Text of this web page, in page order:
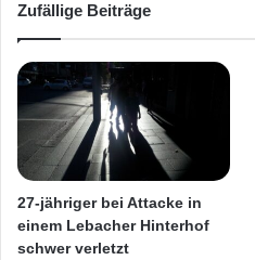
Zufällige Beiträge
27-jähriger bei Attacke in
einem Lebacher Hinterhof
schwer verletzt